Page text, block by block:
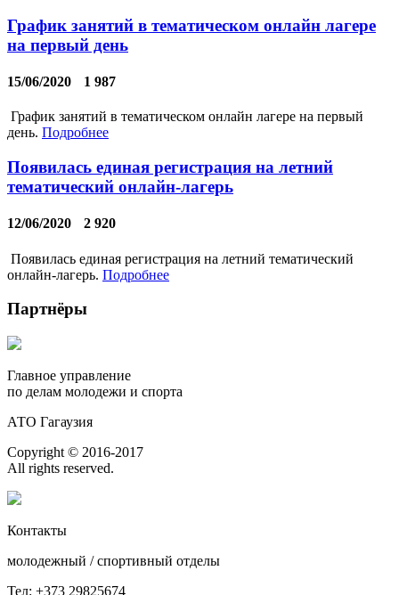
График занятий в тематическом онлайн лагере
на первый день
15/06/2020 1 987
График занятий в тематическом онлайн лагере на первый
день. Подробнее
Появилась единая регистрация на летний
тематический онлайн-лагерь
12/06/2020 2 920
Появилась единая регистрация на летний тематический
онлайн-лагерь. Подробнее
Партнёры
Главное управление
по делам молодежи и спорта
АТО Гагаузия
Copyright © 2016-2017
All rights reserved.
Контакты
молодежный / спортивный отделы
Тел: +373 29825674